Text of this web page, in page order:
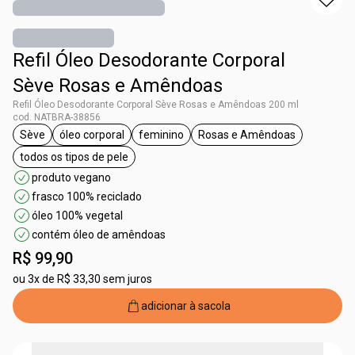
Refil Óleo Desodorante Corporal
Sève Rosas e Amêndoas
Refil Óleo Desodorante Corporal Sève Rosas e Amêndoas 200 ml
cod. NATBRA-38856
etiqueta Sève
Sève
etiqueta óleo corporal
óleo corporal
etiqueta feminino
feminino
etiqueta Rosas e
Rosas e Amêndoas
etiqueta todos os tipos de pele
todos os tipos de pele
produto vegano
frasco 100% reciclado
óleo 100% vegetal
contém óleo de amêndoas
R$ 99,90
ou 3x de R$ 33,30 sem juros
adicionar à sacola